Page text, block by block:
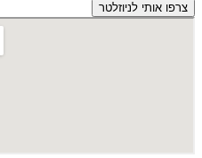
צרפו אותי לניוזלטר